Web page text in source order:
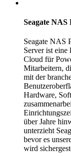
Seagate NAS
Seagate NAS
Server ist
Cloud für
Mitarbeitern,
mit der
Hardware,
über Jahre
unterzieht
bevor es
wird